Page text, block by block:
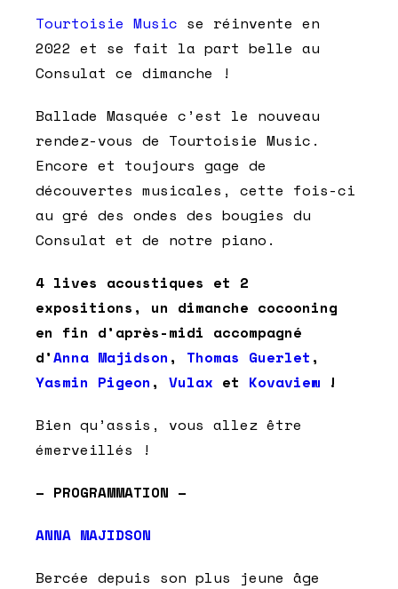
Tourtoisie Music se réinvente en
2022 et se fait la part belle au
Consulat ce dimanche !
Ballade Masquée c’est le nouveau
rendez-vous de Tourtoisie Music.
Encore et toujours gage de
découvertes musicales, cette fois-ci
au gré des ondes des bougies du
Consulat et de notre piano.
4 lives acoustiques et 2
expositions, un dimanche cocooning
en fin d’après-midi accompagné
d’Anna Majidson , Thomas Guerlet ,
Yasmin Pigeon , Vulax et Kovaview !
Bien qu’assis, vous allez être
émerveillés !
– PROGRAMMATION –
ANNA MAJIDSON
Bercée depuis son plus jeune âge